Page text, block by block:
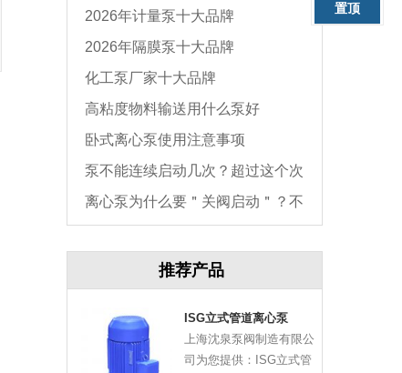
置顶
2026年计量泵十大品牌
2026年隔膜泵十大品牌
化工泵厂家十大品牌
高粘度物料输送用什么泵好
卧式离心泵使用注意事项
泵不能连续启动几次？超过这个次
数，电机必坏
离心泵为什么要＂关阀启动＂？不
推荐产品
ISG立式管道离心泵
上海沈泉泵阀制造有限公
司为您提供：ISG立式管